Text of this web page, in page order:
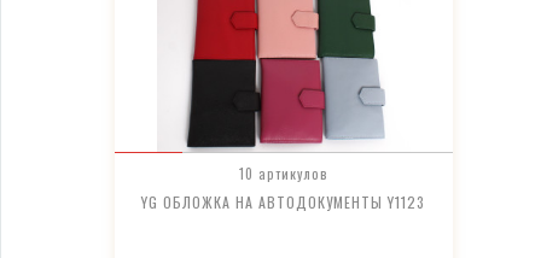
10 артикулов
YG ОБЛОЖКА НА АВТОДОКУМЕНТЫ Y1123